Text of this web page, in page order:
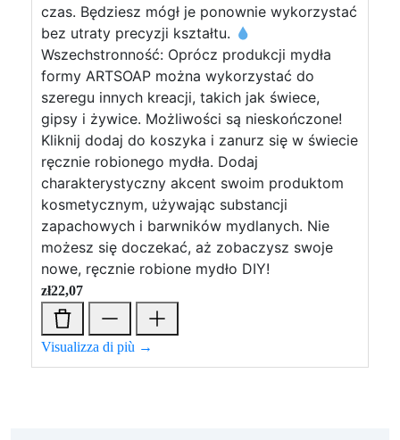
czas. Będziesz mógł je ponownie wykorzystać
bez utraty precyzji kształtu.
Wszechstronność: Oprócz produkcji mydła
formy ARTSOAP można wykorzystać do
szeregu innych kreacji, takich jak świece,
gipsy i żywice. Możliwości są nieskończone!
Kliknij dodaj do koszyka i zanurz się w świecie
ręcznie robionego mydła. Dodaj
charakterystyczny akcent swoim produktom
kosmetycznym, używając substancji
zapachowych i barwników mydlanych. Nie
możesz się doczekać, aż zobaczysz swoje
nowe, ręcznie robione mydło DIY!
zł22,07
Visualizza di più →